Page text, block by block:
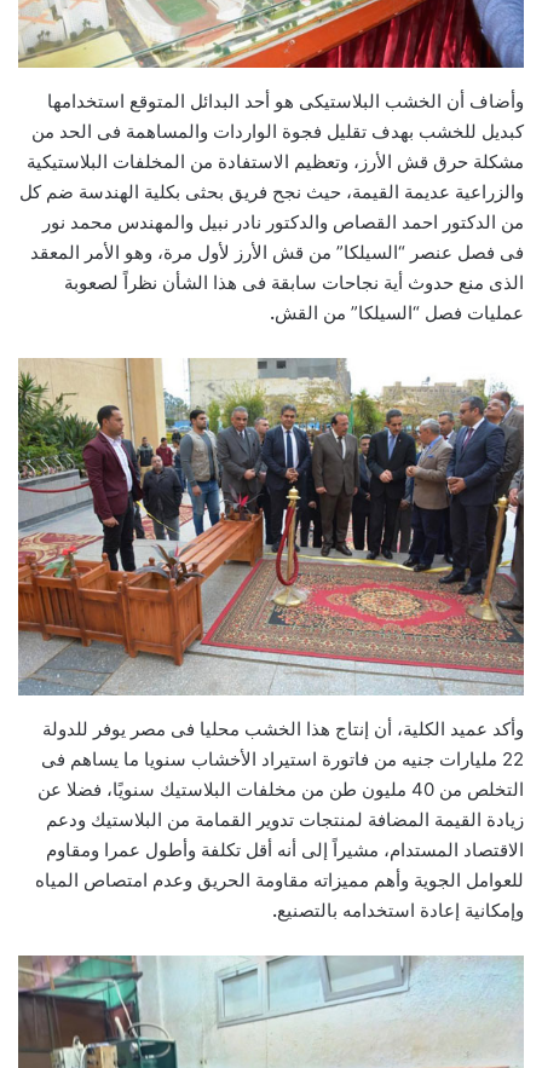
وأضاف أن الخشب البلاستيكى هو أحد البدائل المتوقع استخدامها
كبديل للخشب بهدف تقليل فجوة الواردات والمساهمة فى الحد من
مشكلة حرق قش الأرز، وتعظيم الاستفادة من المخلفات البلاستيكية
والزراعية عديمة القيمة، حيث نجح فريق بحثى بكلية الهندسة ضم كل
من الدكتور احمد القصاص والدكتور نادر نبيل والمهندس محمد نور
فى فصل عنصر “السيلكا” من قش الأرز لأول مرة، وهو الأمر المعقد
الذى منع حدوث أية نجاحات سابقة فى هذا الشأن نظراً لصعوبة
عمليات فصل “السيلكا” من القش.
وأكد عميد الكلية، أن إنتاج هذا الخشب محليا فى مصر يوفر للدولة
22 مليارات جنيه من فاتورة استيراد الأخشاب سنويا ما يساهم فى
التخلص من 40 مليون طن من مخلفات البلاستيك سنويًا، فضلا عن
زيادة القيمة المضافة لمنتجات تدوير القمامة من البلاستيك ودعم
الاقتصاد المستدام، مشيراً إلى أنه أقل تكلفة وأطول عمرا ومقاوم
للعوامل الجوية وأهم مميزاته مقاومة الحريق وعدم امتصاص المياه
وإمكانية إعادة استخدامه بالتصنيع.